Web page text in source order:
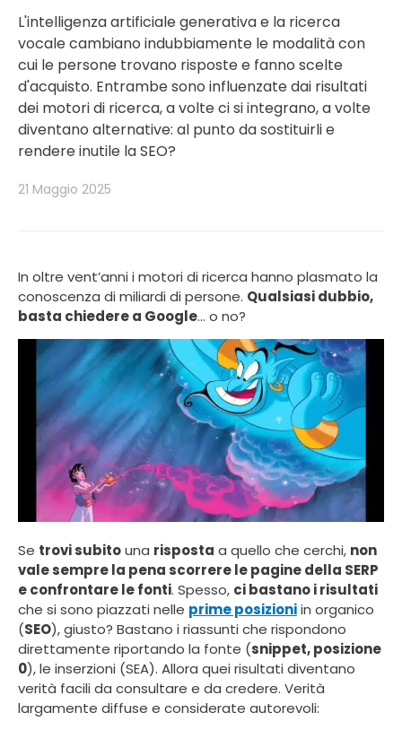
L'intelligenza artificiale generativa e la ricerca
vocale cambiano indubbiamente le modalità con
cui le persone trovano risposte e fanno scelte
d'acquisto. Entrambe sono influenzate dai risultati
dei motori di ricerca, a volte ci si integrano, a volte
diventano alternative: al punto da sostituirli e
rendere inutile la SEO?
21 Maggio 2025
In oltre vent’anni i motori di ricerca hanno plasmato la
conoscenza di miliardi di persone. Qualsiasi dubbio,
basta chiedere a Google… o no?
Se trovi subitouna risposta a quello che cerchi, non
vale sempre la pena scorrere le pagine della SERP
e confrontare le fonti. Spesso, ci bastano i risultati
che si sono piazzati nelle prime posizioniin organico
(SEO), giusto? Bastano i riassunti che rispondono
direttamente riportando la fonte (snippet, posizione
0), le inserzioni (SEA). Allora quei risultati diventano
verità facili da consultare e da credere. Verità
largamente diffuse e considerate autorevoli: